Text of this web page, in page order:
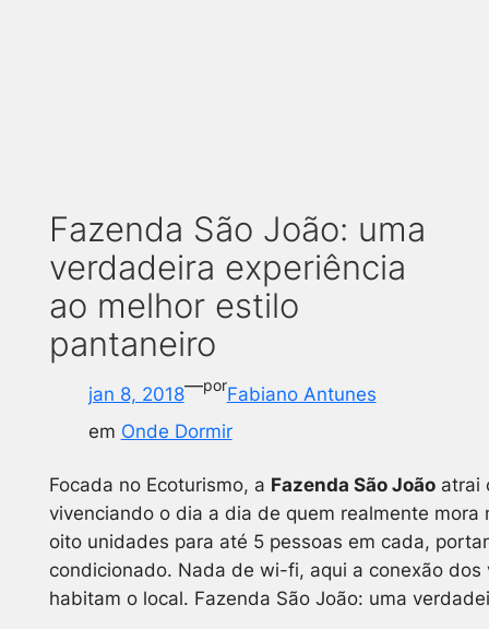
Fazenda São João: uma
verdadeira experiência
ao melhor estilo
pantaneiro
jan 8, 2018—porFabiano Antunes
em Onde Dormir
Focada no Ecoturismo, a Fazenda São Joãoatrai
vivenciando o dia a dia de quem realmente
oito unidades para até 5 pessoas em cada,
condicionado. Nada de wi-fi, aqui a conexão
habitam o local. Fazenda São João: uma